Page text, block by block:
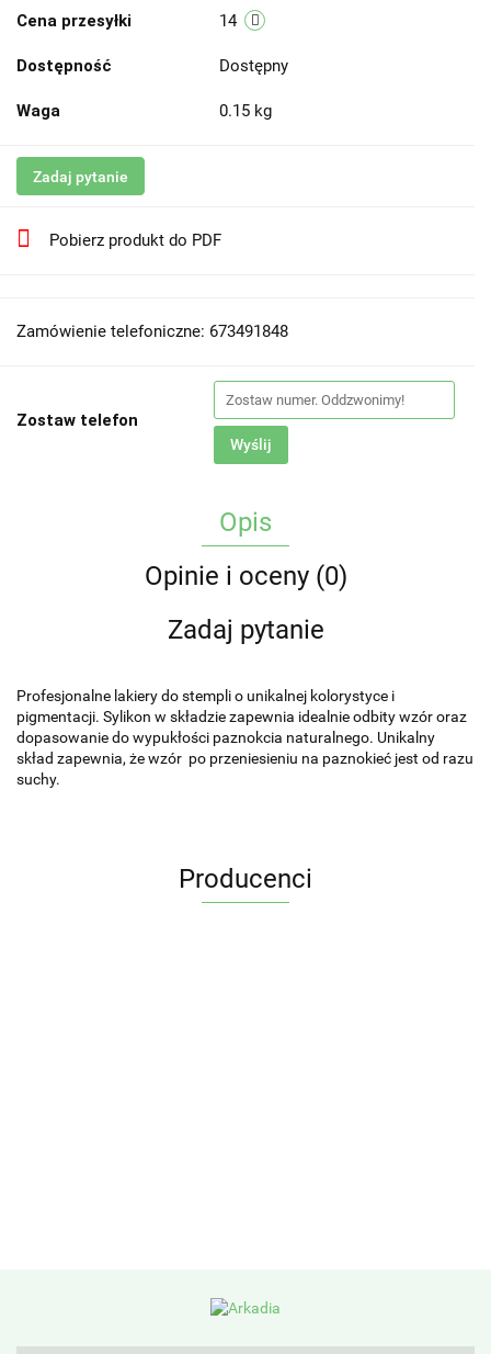
Cena przesyłki 14
Dostępność Dostępny
Waga 0.15 kg
Zadaj pytanie
Pobierz produkt do PDF
Zamówienie telefoniczne: 673491848
Zostaw telefon
Wyślij
Opis
Opinie i oceny (0)
Zadaj pytanie
Profesjonalne lakiery do stempli o unikalnej kolorystyce i
pigmentacji. Sylikon w składzie zapewnia idealnie odbity wzór oraz
dopasowanie do wypukłości paznokcia naturalnego. Unikalny
skład zapewnia, że wzór po przeniesieniu na paznokieć jest od razu
suchy.
Producenci